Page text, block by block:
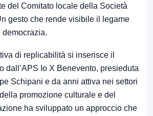
del Comitato locale della Società
gesto che rende visibile il legame
di replicabilità si inserisce il
dall’APS Io X Benevento, presieduta
Schipani e da anni attiva nei settori
promozione culturale e del
ha sviluppato un approccio che